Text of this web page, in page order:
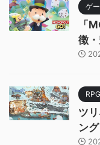
ゲ
「
徴
RPG
ツ
ン